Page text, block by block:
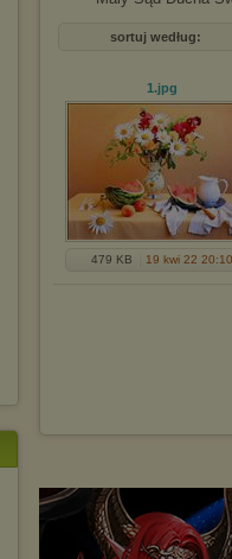
sortuj według:
1.jpg
479 KB 19 kwi 22 20:10